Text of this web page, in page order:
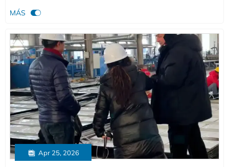
a la aplicación para abastecerse de forma más inteligente y reducir
MÁS 
 Apr 25, 2026